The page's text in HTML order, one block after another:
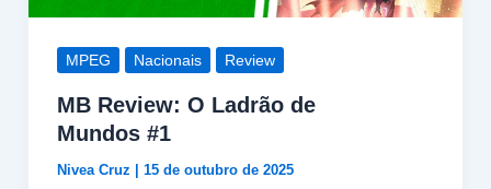
MPEG Nacionais Review
MB Review: O Ladrão de
Mundos #1
Nivea Cruz | 15 de outubro de 2025